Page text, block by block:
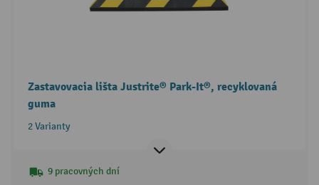
Zastavovacia lišta Justrite® Park-It®, recyklovaná
guma
2 Varianty
9 pracovných dní